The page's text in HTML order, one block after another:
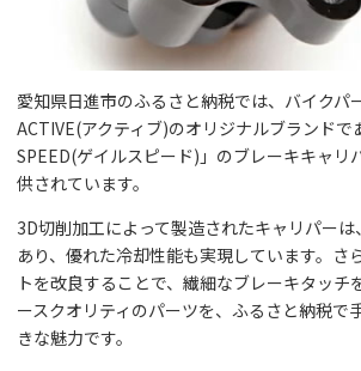
愛知県日進市のふるさと納税では、バイクパ
ACTIVE(アクティブ)のオリジナルブランドで
SPEED(ゲイルスピード)」のブレーキキャリ
供されています。
3D切削加工によって製造されたキャリパー
あり、優れた冷却性能も実現しています。さ
トを改良することで、繊細なブレーキタッチ
ースクオリティのパーツを、ふるさと納税で
きな魅力です。